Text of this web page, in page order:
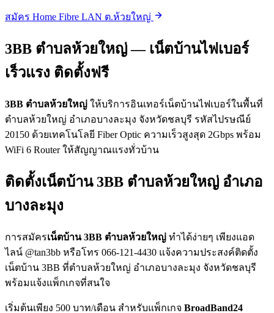
สมัคร Home Fibre LAN ต.ห้วยใหญ่
3BB ตำบลห้วยใหญ่ — เน็ตบ้านไฟเบอร์
เร็วแรง ติดตั้งฟรี
3BB ตำบลห้วยใหญ่ ให้บริการอินเทอร์เน็ตบ้านไฟเบอร์ในพื้นที่
ตำบลห้วยใหญ่ อำเภอบางละมุง จังหวัดชลบุรี รหัสไปรษณีย์
20150 ด้วยเทคโนโลยี Fiber Optic ความเร็วสูงสุด 2Gbps พร้อม
WiFi 6 Router ให้สัญญาณแรงทั่วบ้าน
ติดตั้งเน็ตบ้าน 3BB ตำบลห้วยใหญ่ อำเภอ
บางละมุง
การสมัครเน็ตบ้าน 3BB ตำบลห้วยใหญ่ ทำได้ง่ายๆ เพียงแอด
ไลน์ @tan3bb หรือโทร 066-121-4430 แจ้งความประสงค์ติดตั้ง
เน็ตบ้าน 3BB ที่ตำบลห้วยใหญ่ อำเภอบางละมุง จังหวัดชลบุรี
พร้อมแจ้งแพ็กเกจที่สนใจ
เริ่มต้นเพียง 500 บาท/เดือน สำหรับแพ็กเกจ BroadBand24